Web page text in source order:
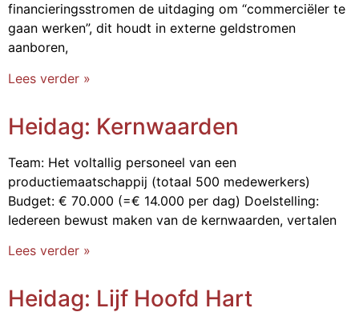
financieringsstromen de uitdaging om “commerciëler te
gaan werken”, dit houdt in externe geldstromen
aanboren,
Lees verder »
Heidag: Kernwaarden
Team: Het voltallig personeel van een
productiemaatschappij (totaal 500 medewerkers)
Budget: € 70.000 (=€ 14.000 per dag) Doelstelling:
Iedereen bewust maken van de kernwaarden, vertalen
Lees verder »
Heidag: Lijf Hoofd Hart